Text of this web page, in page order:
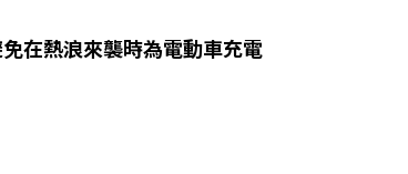
在熱浪來襲時為電動車充電